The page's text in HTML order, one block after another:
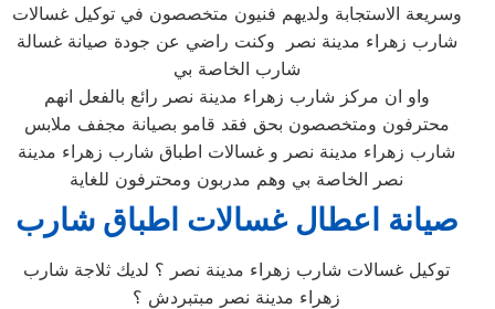
وسريعة الاستجابة ولديهم فنيون متخصصون في توكيل غسالات
شارب زهراء مدينة نصر وكنت راضي عن جودة صيانة غسالة
شارب الخاصة بي
واو ان مركز شارب زهراء مدينة نصر رائع بالفعل انهم
محترفون ومتخصصون بحق فقد قامو بصيانة مجفف ملابس
شارب زهراء مدينة نصر و غسالات اطباق شارب زهراء مدينة
نصر الخاصة بي وهم مدربون ومحترفون للغاية
صيانة اعطال غسالات اطباق شارب
توكيل غسالات شارب زهراء مدينة نصر ؟ لديك ثلاجة شارب
زهراء مدينة نصر مبتبردش ؟